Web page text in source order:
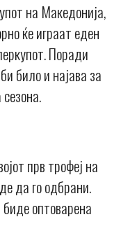
на Македонија,
ќе играат еден
Поради
било и најава за
прв трофеј на
да го одбрани.
оптоварена